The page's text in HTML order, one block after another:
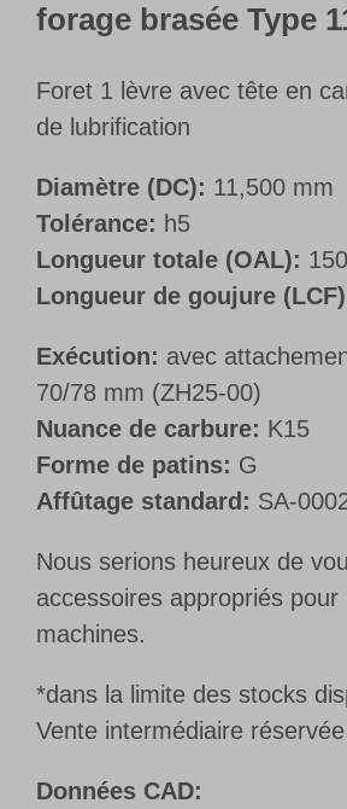
forage brasée Type
Foret 1 lèvre avec tête en
de lubrification
Diamètre (DC): 11,500 mm
Tolérance: h5
Longueur totale (OAL):
Longueur de goujure
Exécution: avec
70/78 mm (ZH25-00)
Nuance de carbure: K15
Forme de patins: G
Affûtage standard: SA-
Nous serions heureux de
accessoires appropriés
machines.
*dans la limite des stocks
Vente intermédiaire réservée
Données CAD: